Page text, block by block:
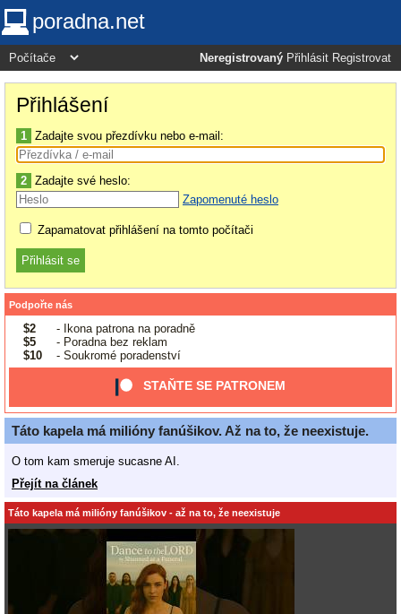
poradna.net
Neregistrovaný Přihlásit Registrovat
Přihlášení
1 Zadajte svou přezdívku nebo e-mail:
2 Zadajte své heslo:
Zapomenuté heslo
Zapamatovat přihlášení na tomto počítači
Podpořte nás
$2
- Ikona patrona na poradně
$5
- Poradna bez reklam
$10
- Soukromé poradenství
STAŇTE SE PATRONEM
Táto kapela má milióny fanúšikov. Až na to, že neexistuje.
O tom kam smeruje sucasne AI.
Přejít na článek
Táto kapela má milióny fanúšikov - až na to, že neexistuje